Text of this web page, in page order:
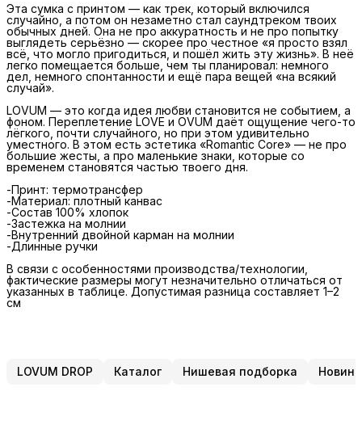
Эта сумка с принтом — как трек, который включился
случайно, а потом он незаметно стал саундтреком твоих
обычных дней. Она не про аккуратность и не про попытку
выглядеть серьёзно — скорее про честное «я просто взял
всё, что могло пригодиться, и пошёл жить эту жизнь». В неё
легко помещается больше, чем ты планировал: немного
дел, немного спонтанности и ещё пара вещей «на всякий
случай».
LOVUM — это когда идея любви становится не событием, а
фоном. Переплетение LOVE и OVUM даёт ощущение чего-то
лёгкого, почти случайного, но при этом удивительно
уместного. В этом есть эстетика «Romantic Core» — не про
большие жесты, а про маленькие знаки, которые со
временем становятся частью твоего дня.
-Принт: термотрансфер
-Материал: плотный канвас
-Состав 100% хлопок
-Застежка на молнии
-Внутренний двойной карман на молнии
-Длинные ручки
В связи с особенностями производства/технологии,
фактические размеры могут незначительно отличаться от
указанных в таблице. Допустимая разница составляет 1–2
см
LOVUM DROP Каталог Нишевая подборка